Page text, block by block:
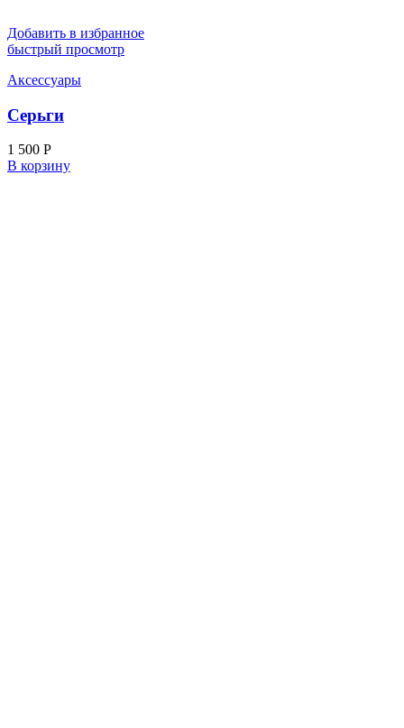
Добавить в избранное
быстрый просмотр
Аксессуары
Серьги
1 500 Р
В корзину